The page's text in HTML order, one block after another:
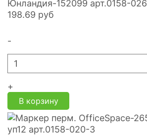
Юнландия-152099 арт.0158-026
198.69 руб
-
+
В корзину